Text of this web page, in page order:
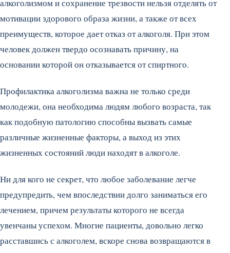
алкоголизмом и сохранение трезвости нельзя отделять от
мотивации здорового образа жизни, а также от всех
преимуществ, которое дает отказ от алкоголя. При этом
человек должен твердо осознавать причину, на
основании которой он отказывается от спиртного.
Профилактика алкоголизма важна не только среди
молодежи, она необходима людям любого возраста, так
как подобную патологию способны вызвать самые
различные жизненные факторы, а выход из этих
жизненных состояний люди находят в алкоголе.
Ни для кого не секрет, что любое заболевание легче
предупредить, чем впоследствии долго заниматься его
лечением, причем результаты которого не всегда
увенчаны успехом. Многие пациенты, довольно легко
расставшись с алкоголем, вскоре снова возвращаются в